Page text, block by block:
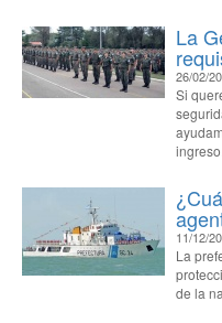
La
26/02/
Si
ingreso.
11/12/
La
de la